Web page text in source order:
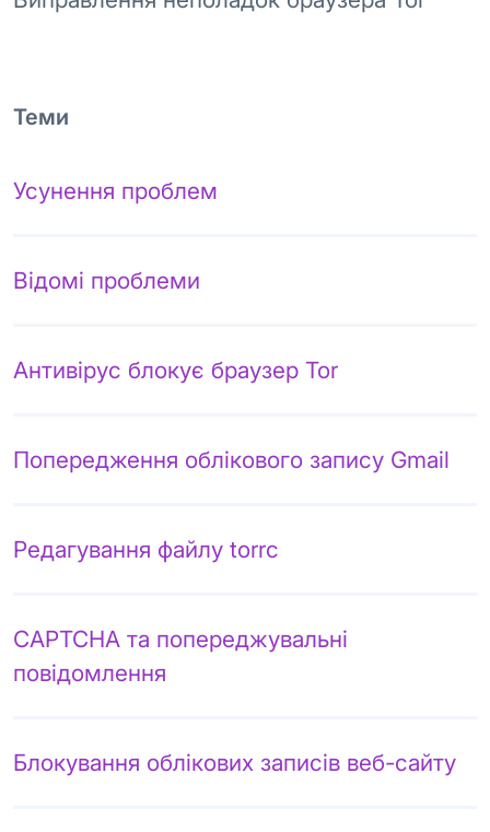
Теми
Усунення проблем
Відомі проблеми
Антивірус блокує браузер Tor
Попередження облікового запису Gmail
Редагування файлу torrc
CAPTCHA та попереджувальні
повідомлення
Блокування облікових записів веб-сайту